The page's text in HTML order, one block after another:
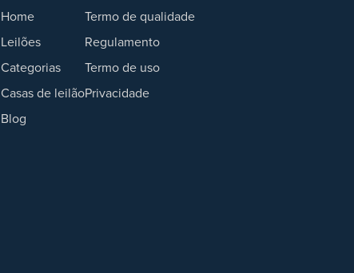
Home
Leilões
Categorias
Casas de leilão
Blog
Termo de qualidade
Regulamento
Termo de uso
Privacidade